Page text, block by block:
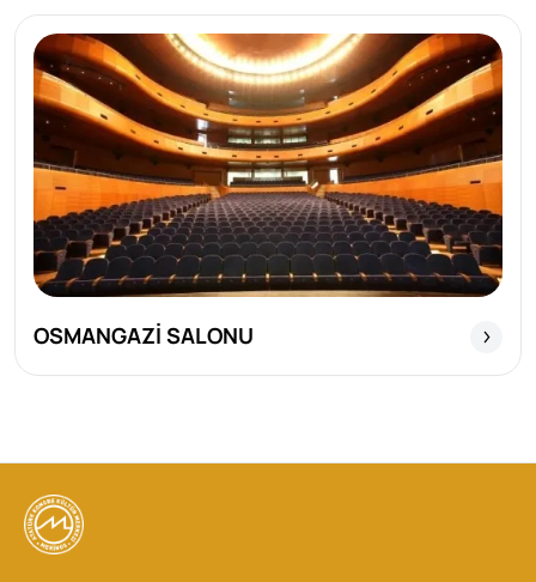
OSMANGAZİ SALONU